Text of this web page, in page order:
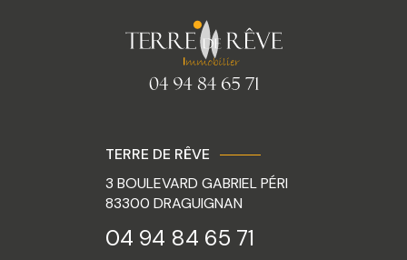
TERRE DE RÊVE
3 BOULEVARD GABRIEL PÉRI
83300 DRAGUIGNAN
04 94 84 65 71